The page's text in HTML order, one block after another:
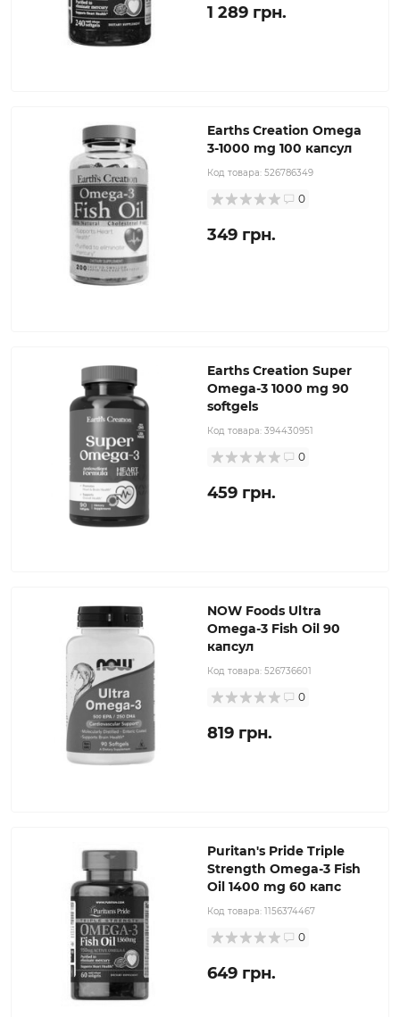
1 289 грн.
Earths Creation Omega
3-1000 mg 100 капсул
Код товара: 526786349
0
349 грн.
Earths Creation Super
Omega-3 1000 mg 90
softgels
Код товара: 394430951
0
459 грн.
NOW Foods Ultra
Omega-3 Fish Oil 90
капсул
Код товара: 526736601
0
819 грн.
Puritan's Pride Triple
Strength Omega-3 Fish
Oil 1400 mg 60 капс
Код товара: 1156374467
0
649 грн.